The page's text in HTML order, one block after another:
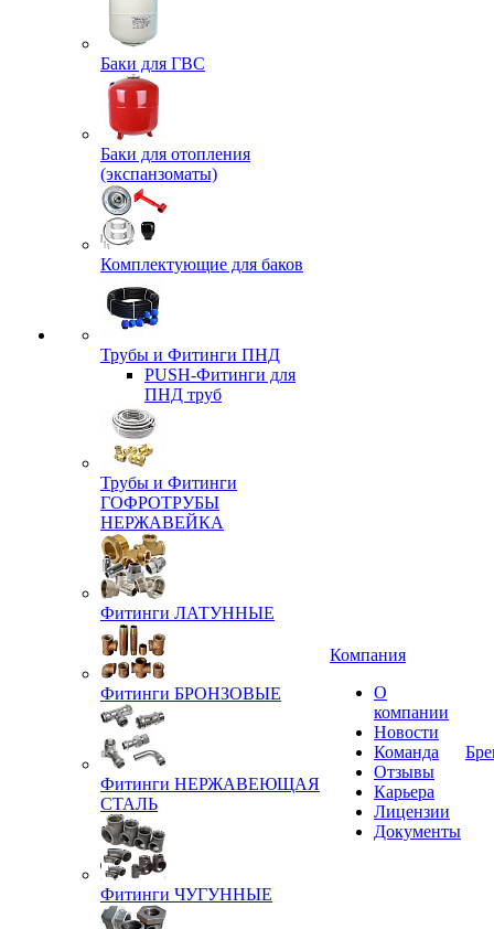
Баки для ГВС
Баки для отопления
(экспанзоматы)
Комплектующие для баков
Трубы и Фитинги ПНД
PUSH-Фитинги для
ПНД труб
Трубы и Фитинги
ГОФРОТРУБЫ
НЕРЖАВЕЙКА
Фитинги ЛАТУННЫЕ
Фитинги БРОНЗОВЫЕ
Фитинги НЕРЖАВЕЮЩАЯ
СТАЛЬ
Фитинги ЧУГУННЫЕ
Компания
О
компании
Новости
Команда
Отзывы
Карьера
Лицензии
Документы